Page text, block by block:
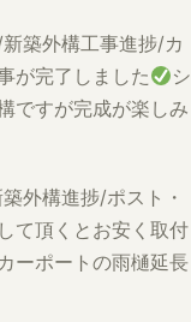
築外構工事進捗/カ
が完了しました
シ
ですが完成が楽しみ
外構進捗/ポスト・
て頂くとお安く取付
ーポートの雨樋延長